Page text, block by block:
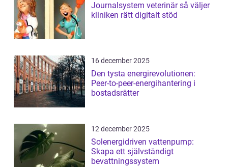
Journalsystem veterinär så väljer
kliniken rätt digitalt stöd
16 december 2025
Den tysta energirevolutionen:
Peer-to-peer-energihantering i
bostadsrätter
12 december 2025
Solenergidriven vattenpump:
Skapa ett självständigt
bevattningssystem